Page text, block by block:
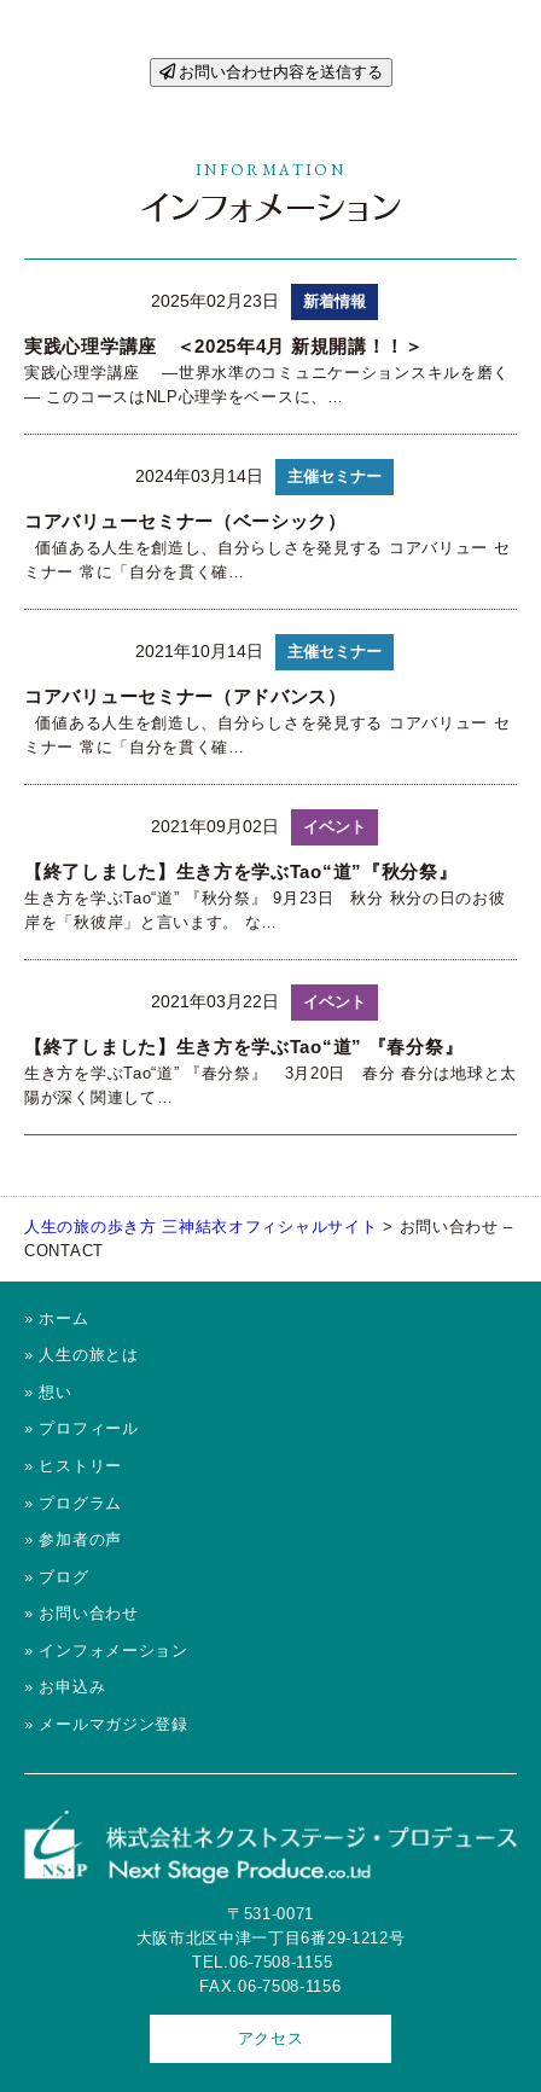
INFORMATION
2025年02月23日 新着情報
実践心理学講座 ＜2025年4月 新規開講！！＞
実践心理学講座 ―世界水準のコミュニケーションスキルを磨く
― このコースはNLP心理学をベースに、…
2024年03月14日 主催セミナー
コアバリューセミナー（ベーシック）
価値ある人生を創造し、自分らしさを発見する コアバリュー セ
ミナー 常に「自分を貫く確…
2021年10月14日 主催セミナー
コアバリューセミナー（アドバンス）
価値ある人生を創造し、自分らしさを発見する コアバリュー セ
ミナー 常に「自分を貫く確…
2021年09月02日 イベント
【終了しました】生き方を学ぶTao“道”『秋分祭』
生き方を学ぶTao“道” 『秋分祭』 9月23日 秋分 秋分の日のお彼
岸を「秋彼岸」と言います。 な…
2021年03月22日 イベント
【終了しました】生き方を学ぶTao“道” 『春分祭』
生き方を学ぶTao“道” 『春分祭』 3月20日 春分 春分は地球と太
陽が深く関連して…
人生の旅の歩き方 三神結衣オフィシャルサイト > お問い合わせ –
CONTACT
» ホーム
» 人生の旅とは
» 想い
» プロフィール
» ヒストリー
» プログラム
» 参加者の声
» ブログ
» お問い合わせ
» インフォメーション
» お申込み
» メールマガジン登録
〒531-0071
大阪市北区中津一丁目6番29-1212号
TEL.06-7508-1155
FAX.06-7508-1156
アクセス